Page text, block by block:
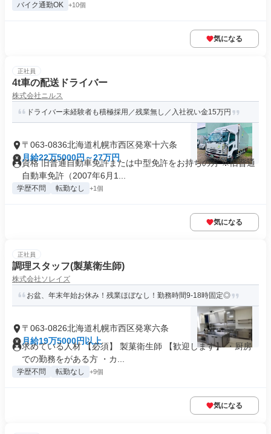
バイク通勤OK +10個
気になる
正社員
4t車の配送ドライバー
株式会社ニルス
ドライバー未経験者も積極採用／残業無し／入社祝い金15万円
〒063-0836北海道札幌市西区発寒十六条
月給22万5000円～27万円
資格 旧普通自動車免許または中型免許をお持ちの方 ※旧普通
自動車免許（2007年6月1...
学歴不問 転勤なし +1個
気になる
正社員
調理スタッフ(製菓衛生師)
株式会社ソレイズ
お盆、年末年始お休み！残業ほぼなし！勤務時間9-18時固定◎
〒063-0826北海道札幌市西区発寒六条
月給19万5000円以上
求めている人材 【必須】 製菓衛生師 【歓迎します】 ・厨房
での勤務をがある方 ・カ...
学歴不問 転勤なし +9個
気になる